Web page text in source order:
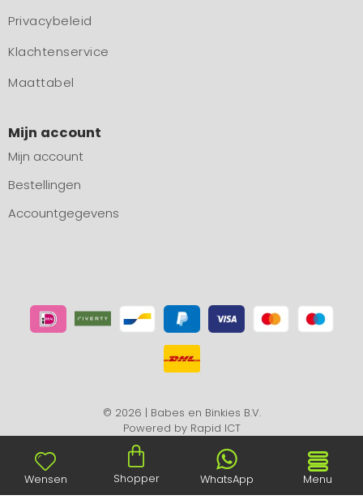
Privacybeleid
Klachtenservice
Maattabel
Mijn account
Mijn account
Bestellingen
Accountgegevens
© 2026 | Babes en Binkies B.V.
Powered by Rapid ICT
Wensen Shopper WhatsApp Menu